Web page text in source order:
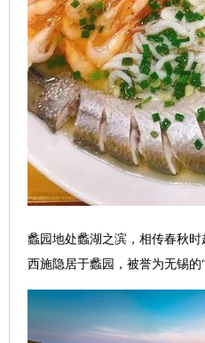
蠡园地处蠡湖之滨，相传春秋
西施隐居于蠡园，被誉为无锡的“